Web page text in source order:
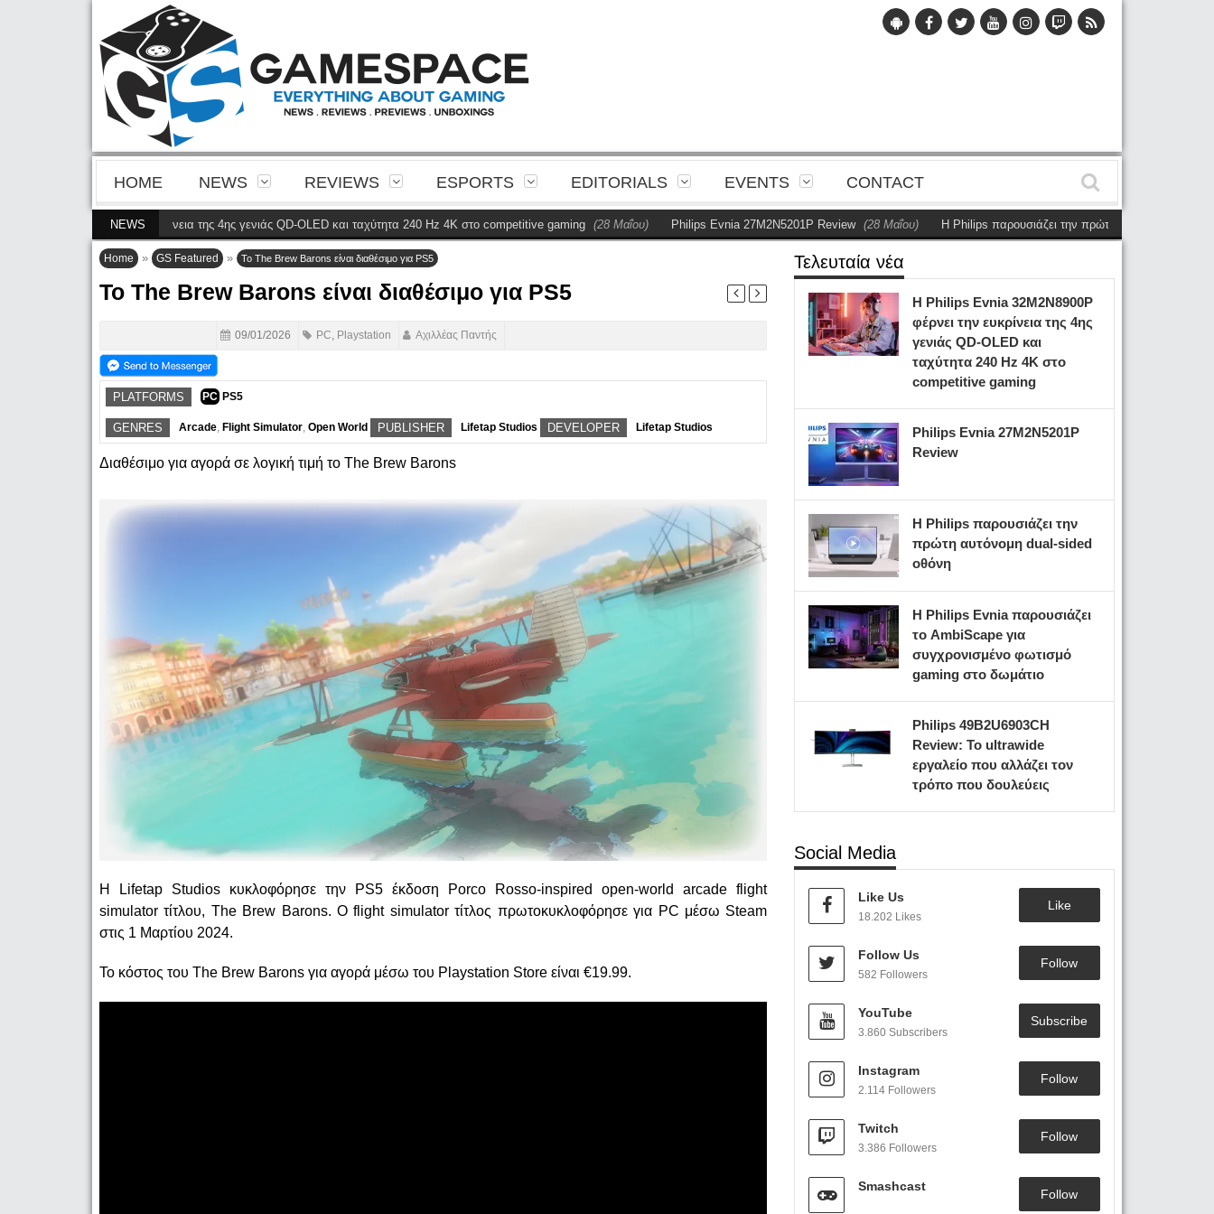
HOME NEWS REVIEWS ESPORTS EDITORIALS EVENTS CONTACT
NEWS
φέρνει την ευκρίνεια της 4ης γενιάς QD-OLED και ταχύτητα 240 Hz 4K στο competitive gaming (28 Μαΐου) Philips Evnia 27M2N5201P Review (28 Μαΐου) Η Philips παρουσιάζει την πρώτη αυτόνομη dual-sided
Home » GS Featured » Το The Brew Barons είναι διαθέσιμο για PS5
Το The Brew Barons είναι διαθέσιμο για PS5
09/01/2026 PC, Playstation Αχιλλέας Παντής
PLATFORMS PC PS5
GENRES Arcade, Flight Simulator, Open World PUBLISHER Lifetap Studios DEVELOPER Lifetap Studios
Διαθέσιμο για αγορά σε λογική τιμή το The Brew Barons
Η Lifetap Studios κυκλοφόρησε την PS5 έκδοση Porco Rosso-inspired open-world arcade flight
simulator τίτλου, The Brew Barons. Ο flight simulator τίτλος πρωτοκυκλοφόρησε για PC μέσω Steam
στις 1 Μαρτίου 2024.
Το κόστος του The Brew Barons για αγορά μέσω του Playstation Store είναι €19.99.
Τελευταία νέα
Η Philips Evnia 32M2N8900P
φέρνει την ευκρίνεια της 4ης
γενιάς QD-OLED και
ταχύτητα 240 Hz 4K στο
competitive gaming
Philips Evnia 27M2N5201P
Review
Η Philips παρουσιάζει την
πρώτη αυτόνομη dual-sided
οθόνη
Η Philips Evnia παρουσιάζει
το AmbiScape για
συγχρονισμένο φωτισμό
gaming στο δωμάτιο
Philips 49B2U6903CH
Review: Το ultrawide
εργαλείο που αλλάζει τον
τρόπο που δουλεύεις
Social Media
Like Us
18.202 Likes
Like
Follow Us
582 Followers
Follow
YouTube
3.860 Subscribers
Subscribe
Instagram
2.114 Followers
Follow
Twitch
3.386 Followers
Follow
Smashcast
Follow